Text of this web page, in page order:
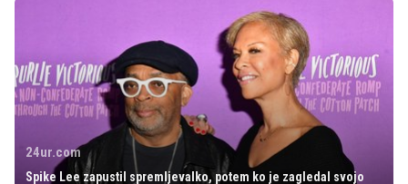
24ur.com
Spike Lee zapustil spremljevalko, potem ko je zagledal svojo